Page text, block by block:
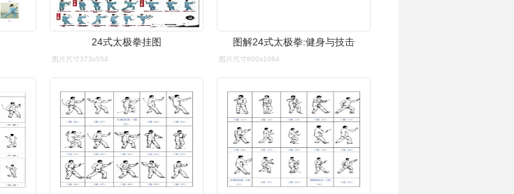
24式太极拳挂图
图片尺寸373x554
图解24式太极拳:健身与技击
图片尺寸800x1064